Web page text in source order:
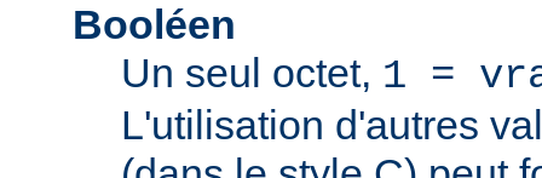
Booléen
Un seul octet, 1 =
L'utilisation d'autres